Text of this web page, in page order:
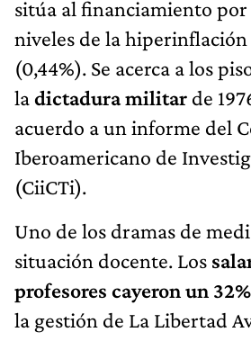
niveles de la hiperinflación
(0,44%). Se acerca a los
ladictadura militarde
acuerdo a un informe del
Iberoamericano de
(CiiCTi).
situación docente. Los
profesores cayeron un 32%
la gestión de La Libertad
alrededor de 10.000